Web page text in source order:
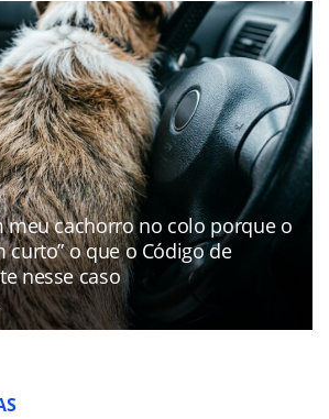
meu cachorro no colo porque o
curto” o que o Código de
nesse caso